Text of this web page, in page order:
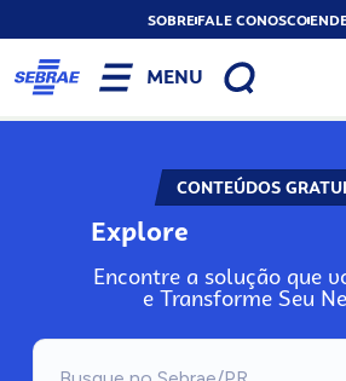
SOBREFALE CONOSCO
MENU
CONTEÚDOS
Explore
Encontre a solução que
e Transforme Seu